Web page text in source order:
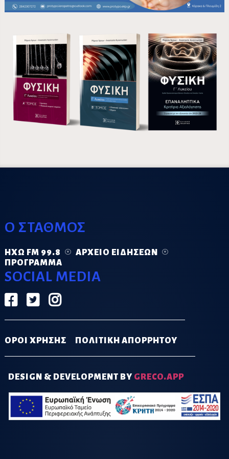
Ο ΣΤΑΘΜΟΣ
ΗΧΏ FM 99.8
ΑΡΧΕΊΟ ΕΙΔΉΣΕΩΝ
ΠΡΌΓΡΑΜΜΑ
SOCIAL MEDIA
ΟΡΟΙ ΧΡΗΣΗΣ ΠΟΛΙΤΙΚΗ ΑΠΟΡΡΗΤΟΥ
DESIGN & DEVELOPMENT BY GRECO.APP